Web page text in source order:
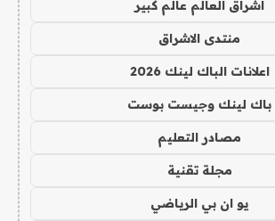
اشراق العالم عالم كبير
منتدى الاشراق
اعلانات الباك لينك 2026
باك لينك وجيست بوست
مصادر التعليم
مجلة تقنية
يو ان بي الرياضي